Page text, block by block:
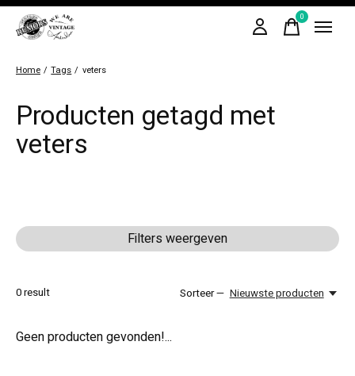
0items
Home / Tags / veters
Producten getagd met
veters
Filters weergeven
0result Sorteer — Nieuwste producten
Geen producten gevonden!...